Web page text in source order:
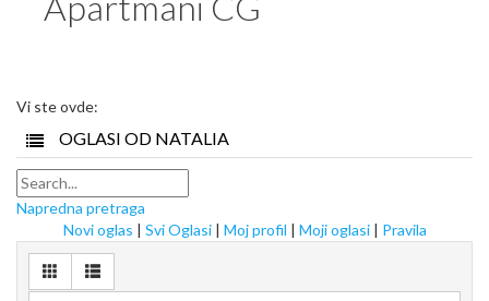
Vi ste ovde:
OGLASI OD NATALIA
Napredna pretraga
Novi oglas | Svi Oglasi| Moj profil | Moji oglasi| Pravila